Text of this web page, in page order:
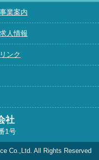
事業案内
求人情報
リンク
社
1号
Co.,Ltd. All Rights Reserved